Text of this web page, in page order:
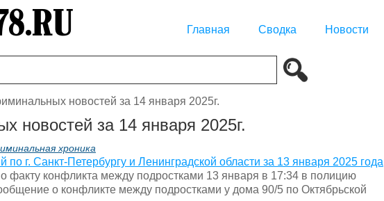
Главная Сводка Новости
новостей за 14 января 2025г.
новостей за 14 января 2025г.
хроника
г. Санкт-Петербургу и Ленинградской области за 13 января 2025 года
факту конфликта между подростками 13 января в 17:34 в полицию
о конфликте между подростками у дома 90/5 по Октябрьской